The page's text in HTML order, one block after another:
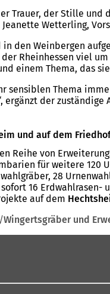
Trauer, der Stille
Jeanette Wetterling,
den Weinbergen
Rheinhessen viel
einem Thema, das
sensiblen Thema
ergänzt der
und auf dem
Reihe von
für weitere 120
28
16 Erdwahlrasen-
auf dem
Wingertsgräber und